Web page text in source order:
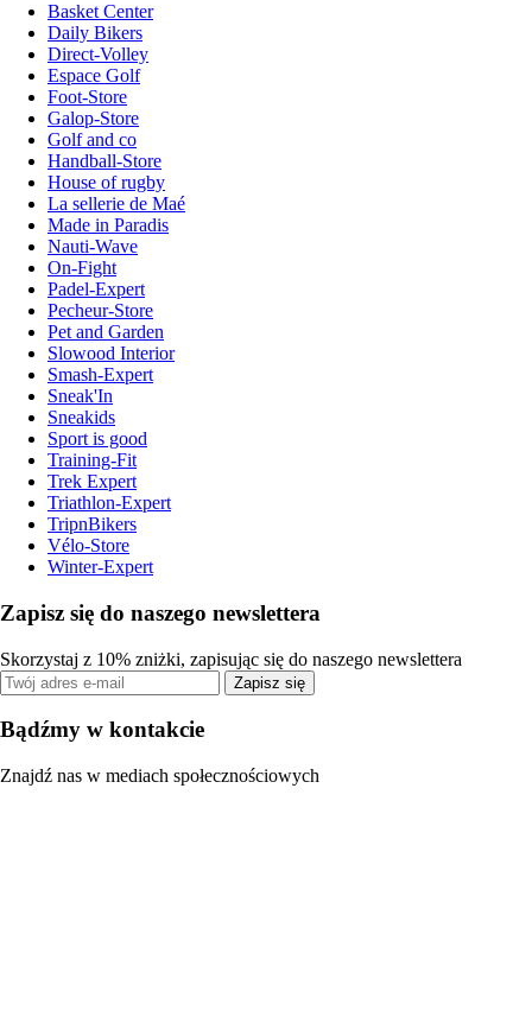
Basket Center
Daily Bikers
Direct-Volley
Espace Golf
Foot-Store
Galop-Store
Golf and co
Handball-Store
House of rugby
La sellerie de Maé
Made in Paradis
Nauti-Wave
On-Fight
Padel-Expert
Pecheur-Store
Pet and Garden
Slowood Interior
Smash-Expert
Sneak'In
Sneakids
Sport is good
Training-Fit
Trek Expert
Triathlon-Expert
TripnBikers
Vélo-Store
Winter-Expert
Zapisz się do naszego newslettera
Skorzystaj z 10% zniżki, zapisując się do naszego newslettera
Zapisz się
Bądźmy w kontakcie
Znajdź nas w mediach społecznościowych